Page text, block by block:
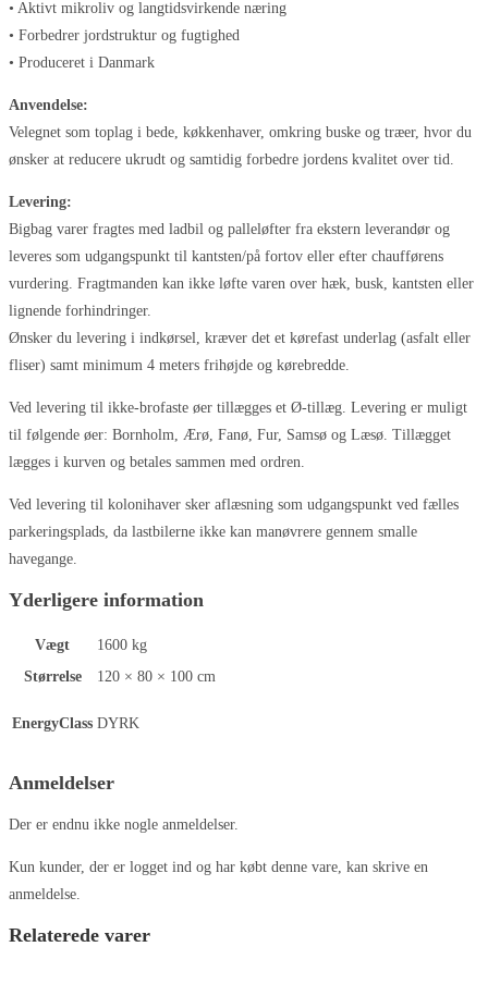
• Aktivt mikroliv og langtidsvirkende næring
• Forbedrer jordstruktur og fugtighed
• Produceret i Danmark
Anvendelse:
Velegnet som toplag i bede, køkkenhaver, omkring buske og træer, hvor du
ønsker at reducere ukrudt og samtidig forbedre jordens kvalitet over tid.
Levering:
Bigbag varer fragtes med ladbil og palleløfter fra ekstern leverandør og
leveres som udgangspunkt til kantsten/på fortov eller efter chaufførens
vurdering. Fragtmanden kan ikke løfte varen over hæk, busk, kantsten eller
lignende forhindringer.
Ønsker du levering i indkørsel, kræver det et kørefast underlag (asfalt eller
fliser) samt minimum 4 meters frihøjde og kørebredde.
Ved levering til ikke-brofaste øer tillægges et Ø-tillæg. Levering er muligt
til følgende øer: Bornholm, Ærø, Fanø, Fur, Samsø og Læsø. Tillægget
lægges i kurven og betales sammen med ordren.
Ved levering til kolonihaver sker aflæsning som udgangspunkt ved fælles
parkeringsplads, da lastbilerne ikke kan manøvrere gennem smalle
havegange.
Yderligere information
Vægt
1600 kg
Størrelse
120 × 80 × 100 cm
EnergyClass DYRK
Anmeldelser
Der er endnu ikke nogle anmeldelser.
Kun kunder, der er logget ind og har købt denne vare, kan skrive en
anmeldelse.
Relaterede varer